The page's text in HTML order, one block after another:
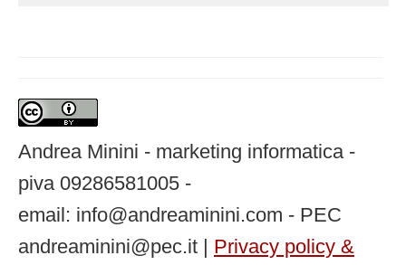
Andrea Minini - marketing informatica -
piva 09286581005 -
email: info@andreaminini.com - PEC
andreaminini@pec.it | Privacy policy &